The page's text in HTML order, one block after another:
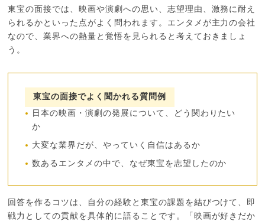
東宝の面接では、映画や演劇への思い、志望理由、激務に耐え
られるかといった点がよく問われます。エンタメが主力の会社
なので、業界への熱量と覚悟を見られると考えておきましょ
う。
東宝の面接でよく聞かれる質問例
日本の映画・演劇の発展について、どう関わりたい
か
大変な業界だが、やっていく自信はあるか
数あるエンタメの中で、なぜ東宝を志望したのか
回答を作るコツは、自分の経験と東宝の課題を結びつけて、即
戦力としての貢献を具体的に語ることです。「映画が好きだか